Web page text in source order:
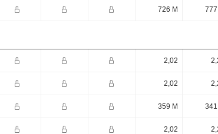
726 M 777
2,02
2,02
359 M 341
2,02